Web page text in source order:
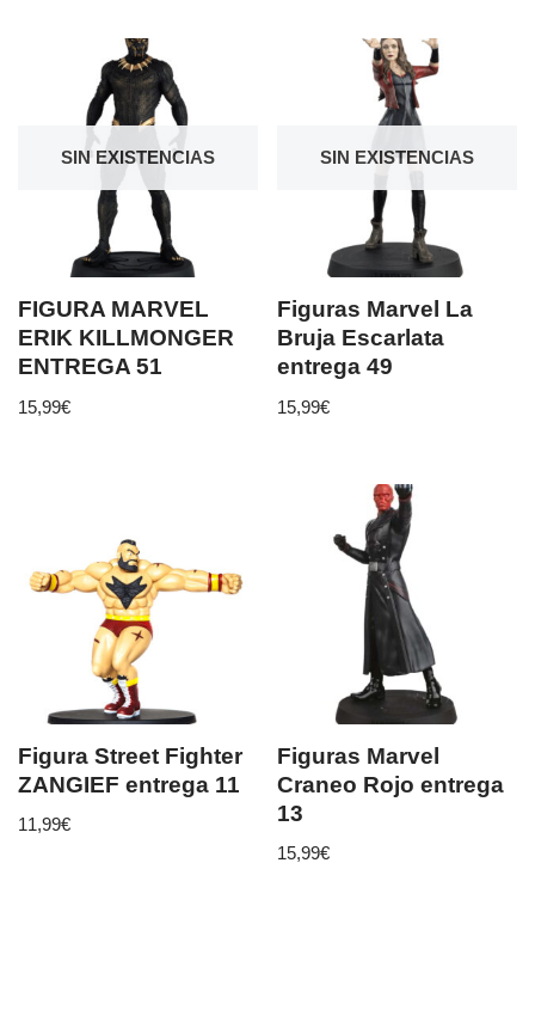
SIN EXISTENCIAS
FIGURA MARVEL
ERIK KILLMONGER
ENTREGA 51
15,99€
SIN EXISTENCIAS
Figuras Marvel La
Bruja Escarlata
entrega 49
15,99€
Figura Street Fighter
ZANGIEF entrega 11
11,99€
Figuras Marvel
Craneo Rojo entrega
13
15,99€